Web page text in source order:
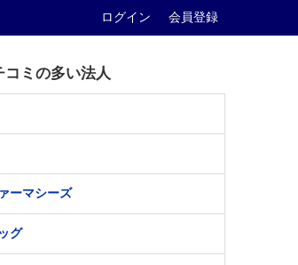
ログイン 会員登録
コミの多い法人
ーマシーズ
グ